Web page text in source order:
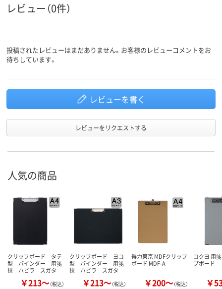
とじ枚数 50枚
レビュー（0件）
投稿されたレビューはまだありません。お客様のレビューコメントをお
待ちしています。
レビューを書く
レビューをリクエストする
人気の商品
クリップボード タテ
型 バインダー 用箋
挟 ハピラ スガタ
￥213～（税込）
クリップボード ヨコ
型 バインダー 用箋
挟 ハピラ スガタ
￥213～（税込）
得力東京 MDFクリップ
ボード MDF-A
￥200～（税込）
コクヨ 用
プボード
￥